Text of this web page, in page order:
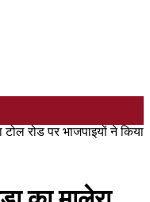
टोल रोड पर भाजपाइयों ने किया